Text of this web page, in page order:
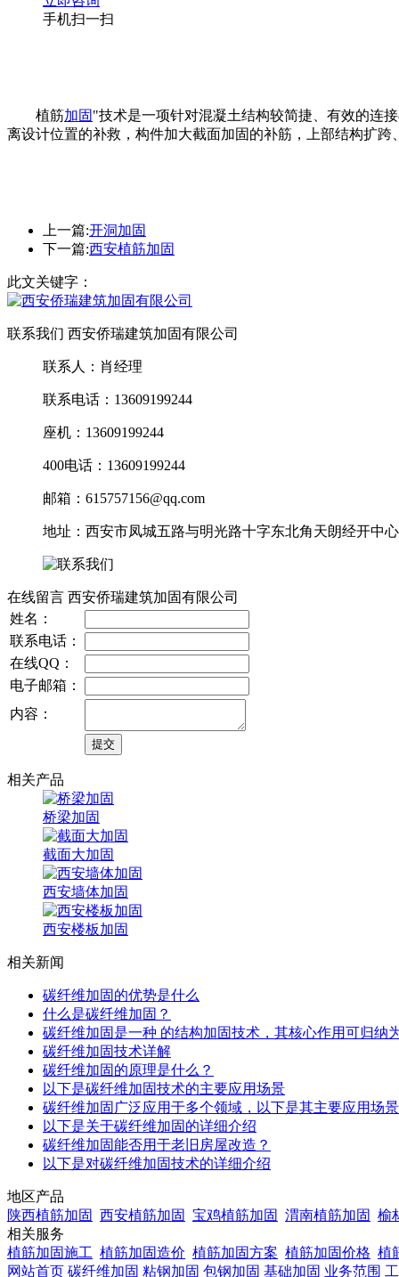
手机扫一扫
植筋加固 "技术是一项针对混凝土结构较简捷、有效的连
离设计位置的补救，构件加大截面加固的补筋，上部结构扩
上一篇:开洞加固
下一篇:西安植筋加固
此文关键字：
联系我们 西安侨瑞建筑加固有限公司
联系人：肖经理
联系电话：13609199244
座机：13609199244
400电话：13609199244
邮箱：615757156@qq.com
地址：西安市凤城五路与明光路十字东北角天朗经开中
在线留言 西安侨瑞建筑加固有限公司
姓名：
联系电话：
在线QQ：
电子邮箱：
内容：
相关产品
桥梁加固
截面大加固
西安墙体加固
西安楼板加固
相关新闻
碳纤维加固的优势是什么
什么是碳纤维加固？
碳纤维加固是一种 的结构加固技术，其核心作用可归纳
碳纤维加固技术详解
碳纤维加固的原理是什么？
以下是碳纤维加固技术的主要应用场景
碳纤维加固广泛应用于多个领域，以下是其主要应用场景
以下是关于碳纤维加固的详细介绍
碳纤维加固能否用于老旧房屋改造？
以下是对碳纤维加固技术的详细介绍
地区产品
陕西植筋加固
西安植筋加固 宝鸡植筋加固 渭南植筋加固
榆
相关服务
植筋加固施工 植筋加固造价 植筋加固方案 植筋加固价格 植
网站首页 碳纤维加固 粘钢加固 包钢加固 基础加固 业务范围